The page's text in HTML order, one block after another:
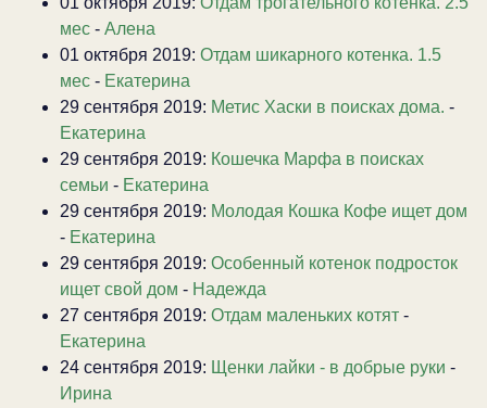
мес - Алена
01 октября 2019: Отдам шикарного котенка. 1.5
мес - Екатерина
29 сентября 2019: Метис Хаски в поисках дома. -
Екатерина
29 сентября 2019: Кошечка Марфа в поисках
семьи - Екатерина
29 сентября 2019: Молодая Кошка Кофе ищет дом
- Екатерина
29 сентября 2019: Особенный котенок подросток
ищет свой дом - Надежда
27 сентября 2019: Отдам маленьких котят -
Екатерина
24 сентября 2019: Щенки лайки - в добрые руки -
Ирина